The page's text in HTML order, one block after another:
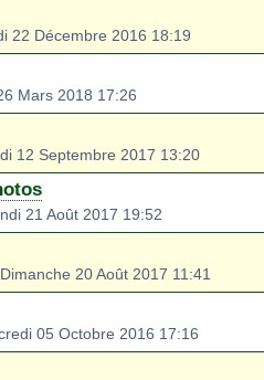
22 Décembre 2016 18:19
Mars 2018 17:26
12 Septembre 2017 13:20
21 Août 2017 19:52
20 Août 2017 11:41
05 Octobre 2016 17:16